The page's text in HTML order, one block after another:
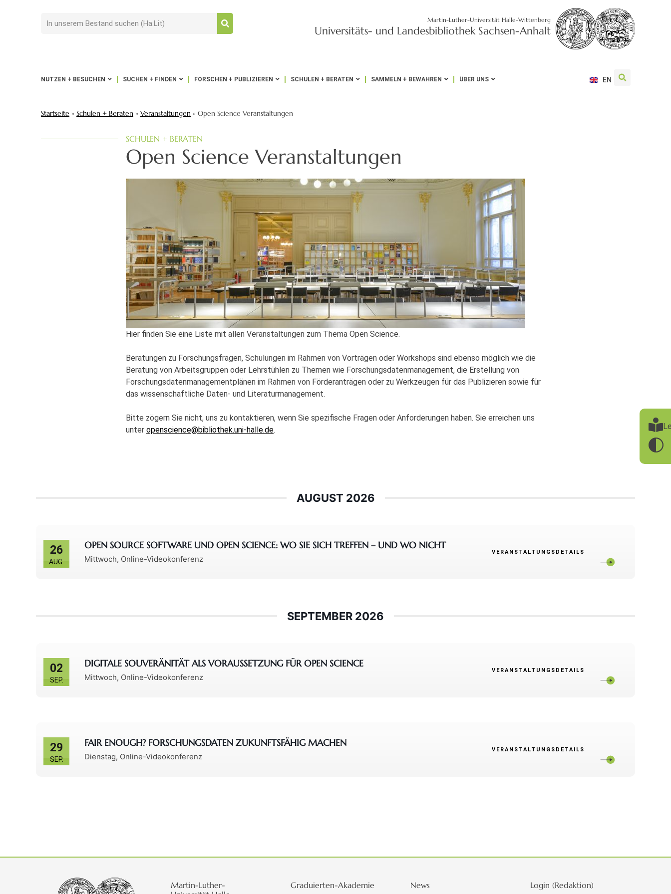
Martin-Luther-Universität Halle-Wittenberg
Universitäts- und Landesbibliothek Sachsen-Anhalt
NUTZEN + BESUCHEN SUCHEN + FINDEN FORSCHEN + PUBLIZIEREN SCHULEN + BERATEN SAMMELN + BEWAHREN ÜBER UNS EN
Startseite » Schulen + Beraten » Veranstaltungen » Open Science Veranstaltungen
SCHULEN + BERATEN
Open Science Veranstaltungen
Hier finden Sie eine Liste mit allen Veranstaltungen zum Thema Open Science.
Beratungen zu Forschungsfragen, Schulungen im Rahmen von Vorträgen oder Workshops sind ebenso möglich wie die
Beratung von Arbeitsgruppen oder Lehrstühlen zu Themen wie Forschungsdatenmanagement, die Erstellung von
Forschungsdatenmanagementplänen im Rahmen von Förderanträgen oder zu Werkzeugen für das Publizieren sowie für
das wissenschaftliche Daten- und Literaturmanagement.
Bitte zögern Sie nicht, uns zu kontaktieren, wenn Sie spezifische Fragen oder Anforderungen haben. Sie erreichen uns
unter openscience@bibliothek.uni-halle.de.
AUGUST 2026
26
AUG.
OPEN SOURCE SOFTWARE UND OPEN SCIENCE: WO SIE SICH TREFFEN – UND WO NICHT
Mittwoch, Online-Videokonferenz
VERANSTALTUNGSDETAILS
SEPTEMBER 2026
02
SEP.
DIGITALE SOUVERÄNITÄT ALS VORAUSSETZUNG FÜR OPEN SCIENCE
Mittwoch, Online-Videokonferenz
VERANSTALTUNGSDETAILS
29
SEP.
FAIR ENOUGH? FORSCHUNGSDATEN ZUKUNFTSFÄHIG MACHEN
Dienstag, Online-Videokonferenz
VERANSTALTUNGSDETAILS
Martin-Luther-
Graduierten-Akademie News Login (Redaktion)